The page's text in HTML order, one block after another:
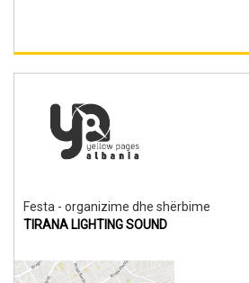
Festa - organizime dhe shërbime
TIRANA LIGHTING SOUND